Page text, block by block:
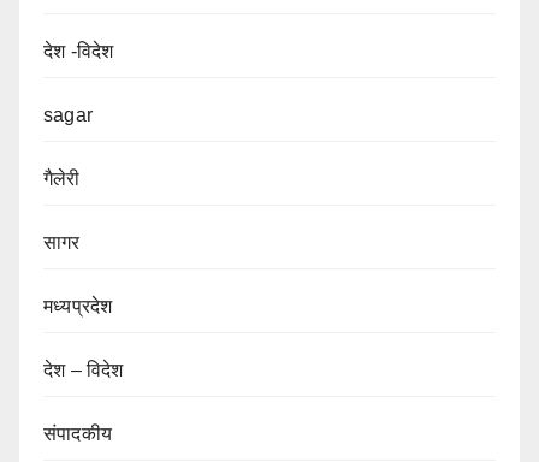
देश -विदेश
sagar
गैलेरी
सागर
मध्यप्रदेश
देश – विदेश
संपादकीय